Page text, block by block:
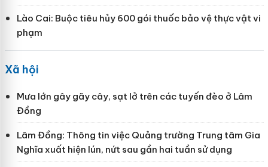
Lào Cai: Buộc tiêu hủy 600 gói thuốc bảo vệ thực vật vi
phạm
Xã hội
Mưa lớn gây gãy cây, sạt lở trên các tuyến đèo ở Lâm
Đồng
Lâm Đồng: Thông tin việc Quảng trường Trung tâm Gia
Nghĩa xuất hiện lún, nứt sau gần hai tuần sử dụng